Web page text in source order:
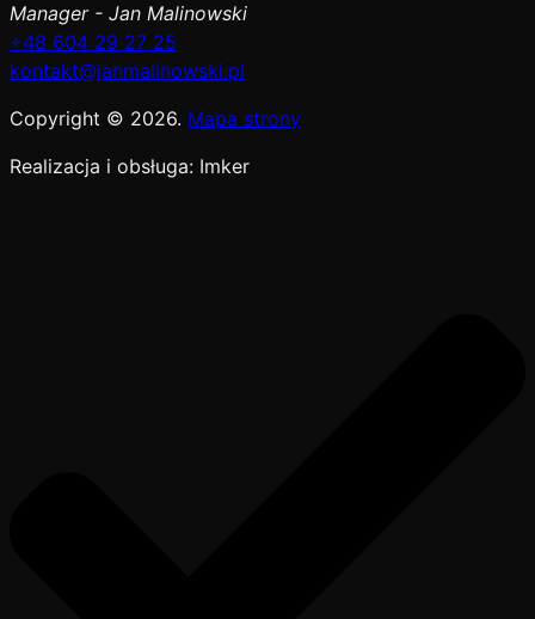
Manager - Jan Malinowski
+48 604 29 27 25
kontakt@janmalinowski.pl
Copyright © 2026. Mapa strony
Realizacja i obsługa: Imker